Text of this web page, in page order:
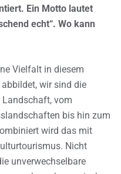
Ein Motto lautet
echt“. Wo kann
Vielfalt in diesem
wir sind die
Landschaft, vom
bis hin zum
wird das mit
Nicht
unverwechselbare